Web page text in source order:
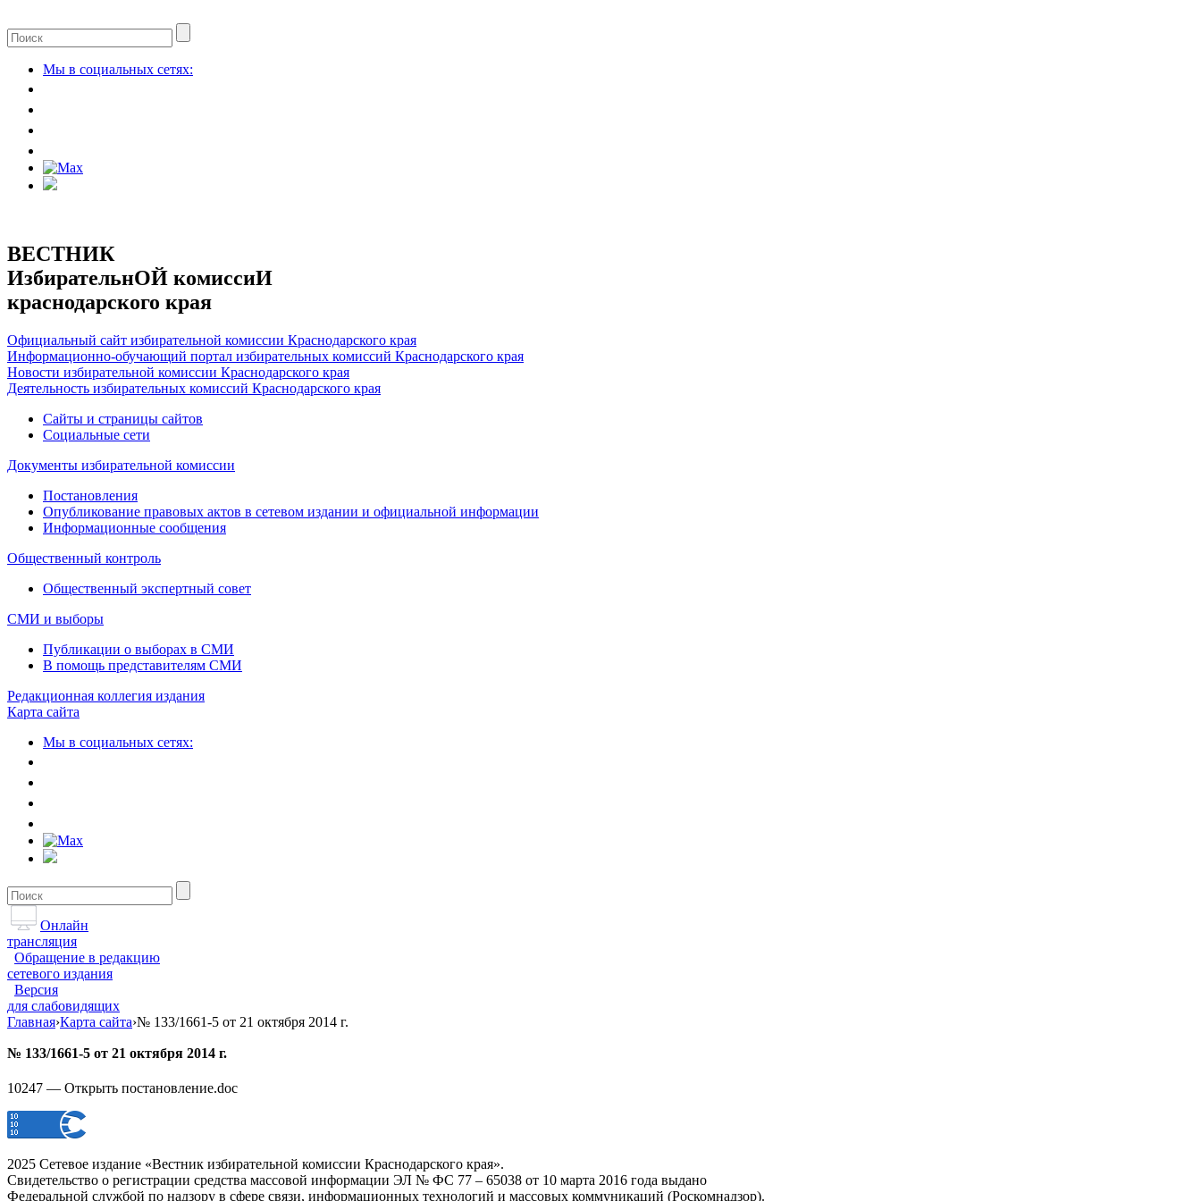
Мы в социальных сетях:
ВЕСТНИК
ИзбирательнОЙ комиссиИ
краснодарского края
Официальный сайт избирательной комиссии Краснодарского края
Информационно-обучающий портал избирательных комиссий Краснодарского края
Новости избирательной комиссии Краснодарского края
Деятельность избирательных комиссий Краснодарского края
Сайты и страницы сайтов
Социальные сети
Документы избирательной комиссии
Постановления
Опубликование правовых актов в сетевом издании и официальной информации
Информационные сообщения
Общественный контроль
Общественный экспертный совет
СМИ и выборы
Публикации о выборах в СМИ
В помощь представителям СМИ
Редакционная коллегия издания
Карта сайта
Мы в социальных сетях:
Онлайн
трансляция
Обращение в редакцию
сетевого издания
Версия
для слабовидящих
Главная›Карта сайта›№ 133/1661-5 от 21 октября 2014 г.
№ 133/1661-5 от 21 октября 2014 г.
10247 — Открыть постановление.doc
2025 Сетевое издание «Вестник избирательной комиссии Краснодарского края».
Свидетельство о регистрации средства массовой информации ЭЛ № ФС 77 – 65038 от 10 марта 2016 года выдано
Федеральной службой по надзору в сфере связи, информационных технологий и массовых коммуникаций (Роскомнадзор).